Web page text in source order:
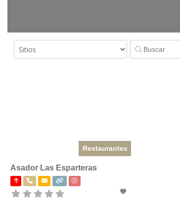
Restaurantes
Asador Las Esparteras